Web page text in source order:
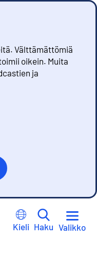
Välttämättömiä
oikein. Muita
ja
Kieli Haku Valikko